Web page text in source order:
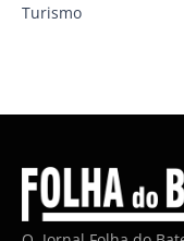
Turismo